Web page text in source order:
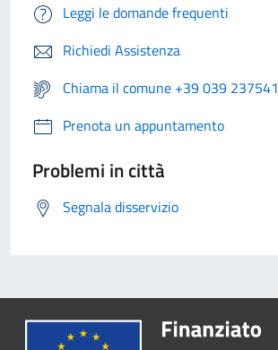
Leggi le domande frequenti
Richiedi Assistenza
Chiama il comune +39 039 237541
Prenota un appuntamento
Problemi in città
Segnala disservizio